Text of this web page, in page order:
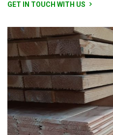
GET IN TOUCH WITH US